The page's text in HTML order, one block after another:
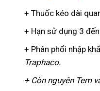
+ Thuốc kéo dài
+ Hạn sử dụng 3
+ Phân phổi nhập
Traphaco.
+ Còn nguyên Tem